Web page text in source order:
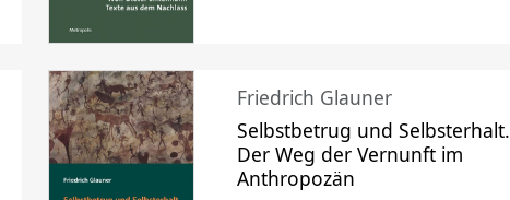
Friedrich Glauner
Selbstbetrug und Selbsterhalt.
Der Weg der Vernunft im
Anthropozän